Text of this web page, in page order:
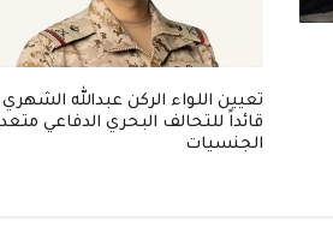
تعيين اللواء الركن عبدالله الشهري
قائداً للتحالف البحري الدفاعي
الجنسيات